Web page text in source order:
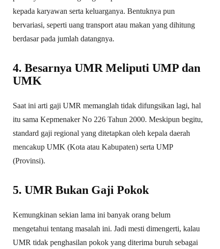
kepada karyawan serta keluarganya. Bentuknya pun
bervariasi, seperti uang transport atau makan yang dihitung
berdasar pada jumlah datangnya.
4. Besarnya UMR Meliputi UMP dan
UMK
Saat ini arti gaji UMR memanglah tidak difungsikan lagi, hal
itu sama Kepmenaker No 226 Tahun 2000. Meskipun begitu,
standard gaji regional yang ditetapkan oleh kepala daerah
mencakup UMK (Kota atau Kabupaten) serta UMP
(Provinsi).
5. UMR Bukan Gaji Pokok
Kemungkinan sekian lama ini banyak orang belum
mengetahui tentang masalah ini. Jadi mesti dimengerti, kalau
UMR tidak penghasilan pokok yang diterima buruh sebagai